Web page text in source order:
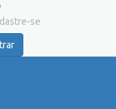
se